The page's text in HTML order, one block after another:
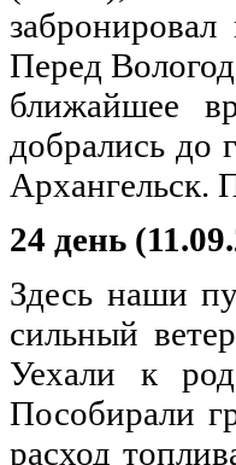
Перед
ближайшее
добрались до
Архангельск.
24 день
Здесь наши
сильный
Уехали к
Пособирали
расход